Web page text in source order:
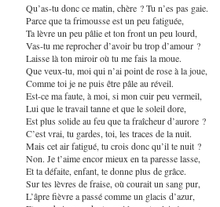
Qu’as-tu donc ce matin, chère ? Tu n’es pas gaie.
Parce que ta frimousse est un peu fatiguée,
Ta lèvre un peu pâlie et ton front un peu lourd,
Vas-tu me reprocher d’avoir bu trop d’amour ?
Laisse là ton miroir où tu me fais la moue.
Que veux-tu, moi qui n’ai point de rose à la joue,
Comme toi je ne puis être pâle au réveil.
Est-ce ma faute, à moi, si mon cuir peu vermeil,
Lui que le travail tanne et que le soleil dore,
Est plus solide au feu que ta fraîcheur d’aurore ?
C’est vrai, tu gardes, toi, les traces de la nuit.
Mais cet air fatigué, tu crois donc qu’il te nuit ?
Non. Je t’aime encor mieux en ta paresse lasse,
Et ta défaite, enfant, te donne plus de grâce.
Sur tes lèvres de fraise, où courait un sang pur,
L’âpre fièvre a passé comme un glacis d’azur,